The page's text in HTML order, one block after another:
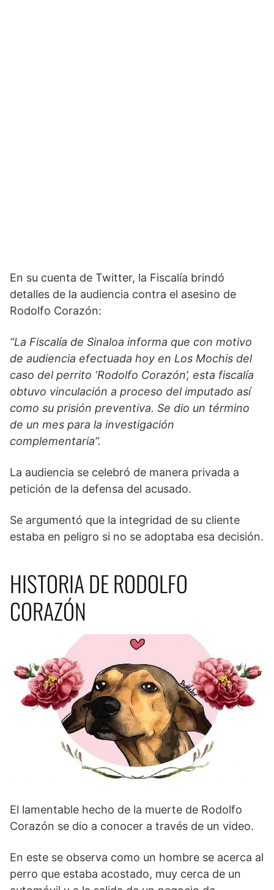
En su cuenta de Twitter, la Fiscalía brindó
detalles de la audiencia contra el asesino de
Rodolfo Corazón:
“La Fiscalía de Sinaloa informa que con motivo
de audiencia efectuada hoy en Los Mochis del
caso del perrito ‘Rodolfo Corazón’, esta fiscalía
obtuvo vinculación a proceso del imputado así
como su prisión preventiva. Se dio un término
de un mes para la investigación
complementaria”.
La audiencia se celebró de manera privada a
petición de la defensa del acusado.
Se argumentó que la integridad de su cliente
estaba en peligro si no se adoptaba esa decisión.
HISTORIA DE RODOLFO
CORAZÓN
El lamentable hecho de la muerte de Rodolfo
Corazón se dio a conocer a través de un video.
En este se observa como un hombre se acerca al
perro que estaba acostado, muy cerca de un